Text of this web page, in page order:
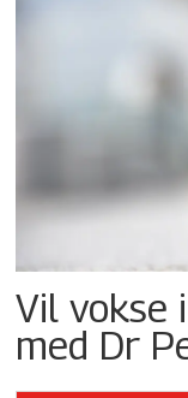
Vil vokse
med Dr